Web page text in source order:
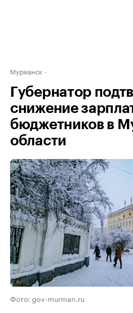
Мурманск
Губернатор
снижение
бюджетников в
области
Фото: gov-murman.ru